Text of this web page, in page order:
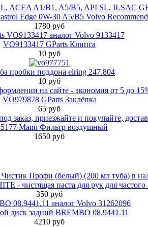
Edge 0W-30 A5/B5 Volvo
1780 руб
VO9133417 GParts Клипса
10 руб
пробки поддона elring 247.804
10 руб
VO979878 GParts Заклёпка
65 руб
Mann Фильтр воздушный
1650 руб
чистящая паста для рук для частого
350 руб
диск задний BREMBO 08.9441.11
4210 руб